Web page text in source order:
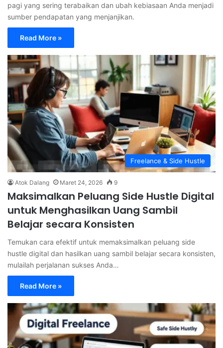
pagi yang sering terabaikan dan ubah kebiasaan Anda menjadi
sumber pendapatan yang menjanjikan.
Read More »
Freelance & Side Hustle
Atok Dalang Maret 24, 2026 9
Maksimalkan Peluang Side Hustle Digital
untuk Menghasilkan Uang Sambil
Belajar secara Konsisten
Temukan cara efektif untuk memaksimalkan peluang side
hustle digital dan hasilkan uang sambil belajar secara konsisten,
mulailah perjalanan sukses Anda…
Read More »